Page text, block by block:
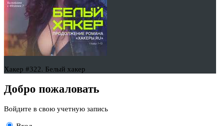
Хакер #322. Белый хакер
Добро пожаловать
Войдите в свою учетную запись